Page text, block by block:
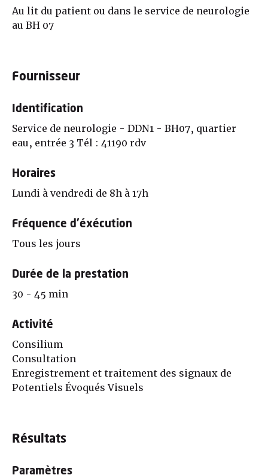
Au lit du patient ou dans le service de neurologie
au BH 07
Fournisseur
Identification
Service de neurologie - DDN1 - BH07, quartier
eau, entrée 3 Tél : 41190 rdv
Horaires
Lundi à vendredi de 8h à 17h
Fréquence d'éxécution
Tous les jours
Durée de la prestation
30 - 45 min
Activité
Consilium
Consultation
Enregistrement et traitement des signaux de
Potentiels Évoqués Visuels
Résultats
Paramètres